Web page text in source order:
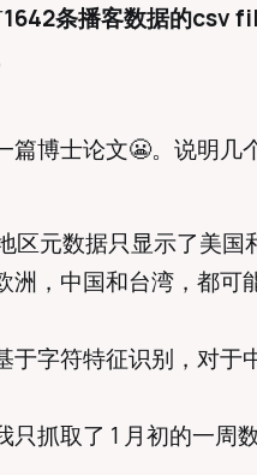
1642条播客数据的csv
博士论文😬。说明几
区元数据只显示了美国
洲，中国和台湾，都可
于字符特征识别，对于
只抓取了 1 月初的一周